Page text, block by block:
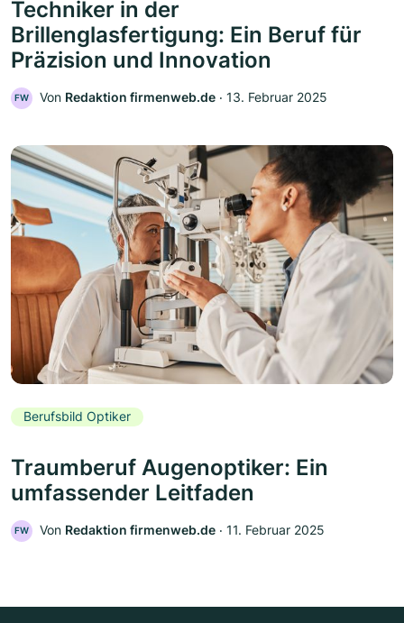
Techniker in der
Brillenglasfertigung: Ein Beruf für
Präzision und Innovation
FW Von Redaktion firmenweb.de ‧ 13. Februar 2025
Berufsbild Optiker
Traumberuf Augenoptiker: Ein
umfassender Leitfaden
FW Von Redaktion firmenweb.de ‧ 11. Februar 2025